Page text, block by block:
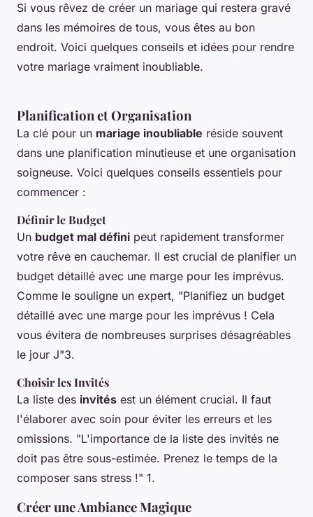
Si vous rêvez de créer un mariage qui restera gravé
dans les mémoires de tous, vous êtes au bon
endroit. Voici quelques conseils et idées pour rendre
votre mariage vraiment inoubliable.
Planification et Organisation
La clé pour un mariage inoubliable réside souvent
dans une planification minutieuse et une organisation
soigneuse. Voici quelques conseils essentiels pour
commencer :
Définir le Budget
Un budget mal défini peut rapidement transformer
votre rêve en cauchemar. Il est crucial de planifier un
budget détaillé avec une marge pour les imprévus.
Comme le souligne un expert, "Planifiez un budget
détaillé avec une marge pour les imprévus ! Cela
vous évitera de nombreuses surprises désagréables
le jour J"3.
Choisir les Invités
La liste des invités est un élément crucial. Il faut
l'élaborer avec soin pour éviter les erreurs et les
omissions. "L'importance de la liste des invités ne
doit pas être sous-estimée. Prenez le temps de la
composer sans stress !" 1.
Créer une Ambiance Magique